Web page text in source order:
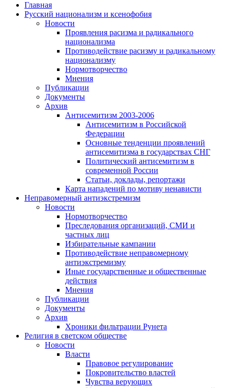
Главная
Русский национализм и ксенофобия
Новости
Проявления расизма и радикального
национализма
Противодействие расизму и радикальному
национализму
Нормотворчество
Мнения
Публикации
Документы
Архив
Антисемитизм 2003-2006
Антисемитизм в Российской
Федерации
Основные тенденции проявлений
антисемитизма в государствах СНГ
Политический антисемитизм в
современной России
Статьи, доклады, репортажи
Карта нападений по мотиву ненависти
Неправомерный антиэкстремизм
Новости
Нормотворчество
Преследования организаций, СМИ и
частных лиц
Избирательные кампании
Противодействие неправомерному
антиэкстремизму
Иные государственные и общественные
действия
Мнения
Публикации
Документы
Архив
Хроники фильтрации Рунета
Религия в светском обществе
Новости
Власти
Правовое регулирование
Покровительство властей
Чувства верующих